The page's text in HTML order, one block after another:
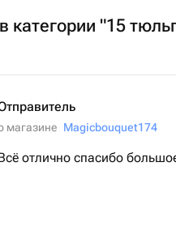
категории "15
магазине Magicbouquet174
отлично спасибо